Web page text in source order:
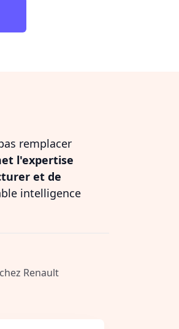
remplacer
l'expertise
et de
intelligence
Renault